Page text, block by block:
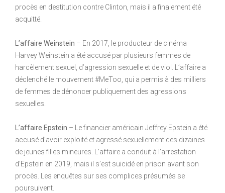
procès en destitution contre Clinton, mais il a finalement été
acquitté.
L’affaire Weinstein – En 2017, le producteur de cinéma
Harvey Weinstein a été accusé par plusieurs femmes de
harcèlement sexuel, d’agression sexuelle et de viol. L’affaire a
déclenché le mouvement #MeToo, qui a permis à des milliers
de femmes de dénoncer publiquement des agressions
sexuelles.
L’affaire Epstein – Le financier américain Jeffrey Epstein a été
accusé d’avoir exploité et agressé sexuellement des dizaines
de jeunes filles mineures. L’affaire a conduit à l’arrestation
d’Epstein en 2019, mais il s’est suicidé en prison avant son
procès. Les enquêtes sur ses complices présumés se
poursuivent.